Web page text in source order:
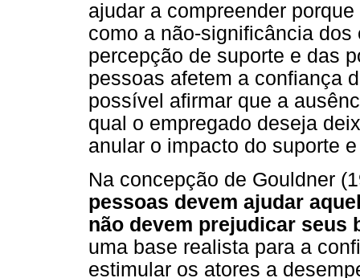
ajudar a compreender
como a não-significância
percepção de suporte e das
pessoas afetem a confiança
possível afirmar que a
qual o empregado deseja
anular o impacto do suporte
Na concepção de Gouldner
pessoas devem ajudar
não devem prejudicar seus
uma base realista para a
estimular os atores a